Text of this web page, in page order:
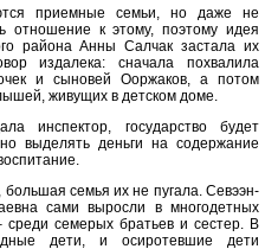
приемные семьи, но даже не
отношение к этому, поэтому идея
района Анны Салчак застала их
издалека: сначала похвалила
и сыновей Ооржаков, а потом
живущих в детском доме.
инспектор, государство будет
выделять деньги на содержание
большая семья их не пугала. Севээн-
сами выросли в многодетных
семерых братьев и сестер. В
дети, и осиротевшие дети